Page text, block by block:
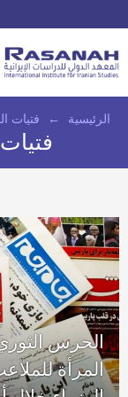
الرئيسية ← فتيات
الحرس
المرأة